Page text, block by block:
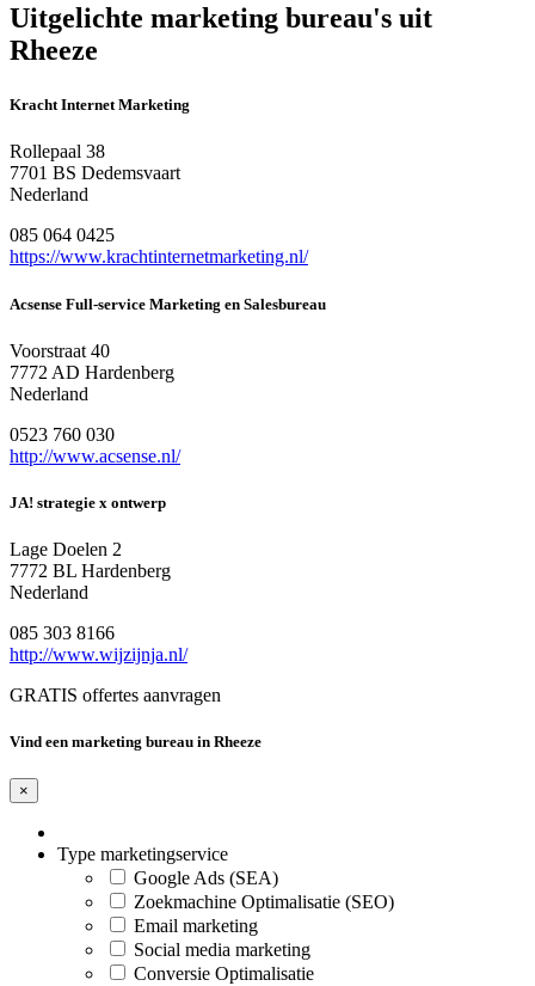
Uitgelichte marketing bureau's uit
Rheeze
Kracht Internet Marketing
Rollepaal 38
7701 BS Dedemsvaart
Nederland
085 064 0425
https://www.krachtinternetmarketing.nl/
Acsense Full-service Marketing en Salesbureau
Voorstraat 40
7772 AD Hardenberg
Nederland
0523 760 030
http://www.acsense.nl/
JA! strategie x ontwerp
Lage Doelen 2
7772 BL Hardenberg
Nederland
085 303 8166
http://www.wijzijnja.nl/
GRATIS offertes aanvragen
Vind een marketing bureau in Rheeze
×
Type marketingservice
Google Ads (SEA)
Zoekmachine Optimalisatie (SEO)
Email marketing
Social media marketing
Conversie Optimalisatie